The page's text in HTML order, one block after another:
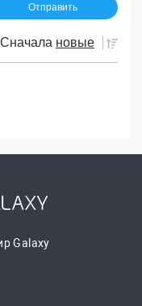
Сначала новые
Galaxy